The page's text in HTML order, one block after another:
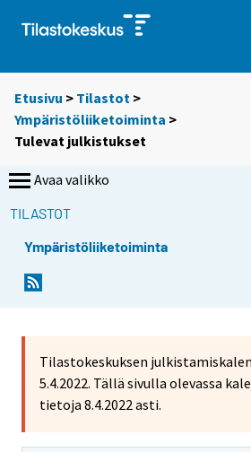
Etusivu > Tilastot >
Ympäristöliiketoiminta >
Tulevat julkistukset
Avaa valikko
TILASTOT
Ympäristöliiketoiminta
Tilastokeskuksen
5.4.2022. Tällä sivulla olevassa
tietoja 8.4.2022 asti.